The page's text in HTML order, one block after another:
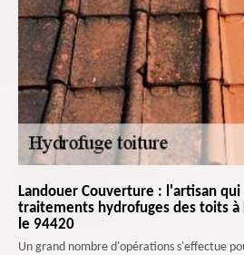
Landouer Couverture : l'artisan
traitements hydrofuges des toits à
le 94420
Un grand nombre d'opérations s'effectue